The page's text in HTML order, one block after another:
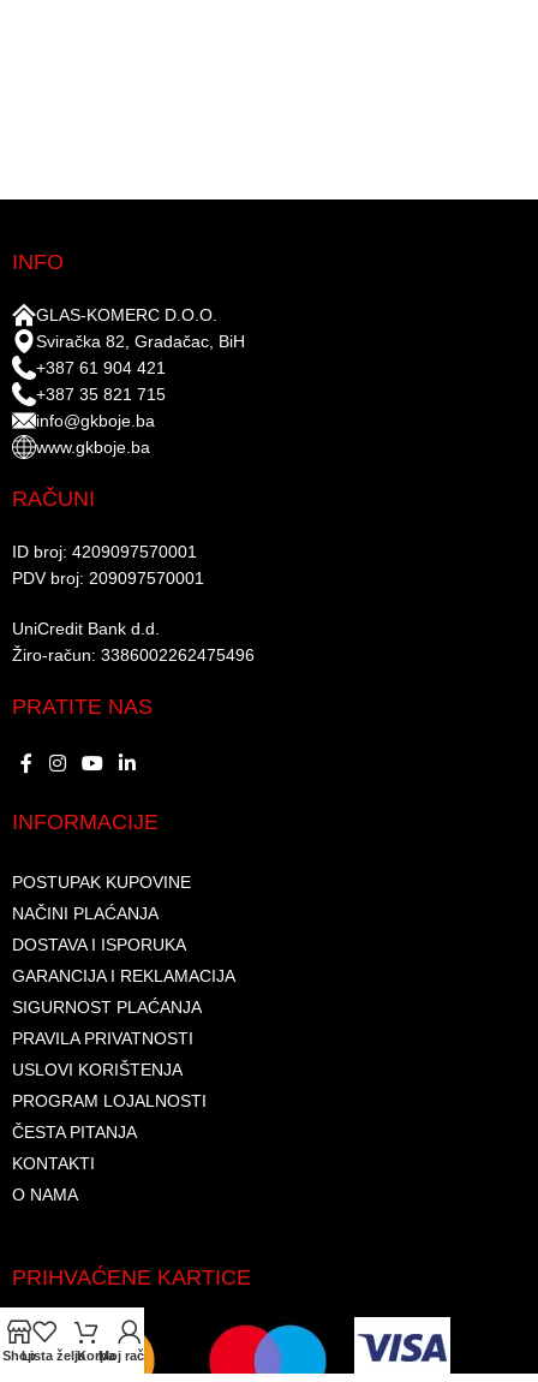
INFO
GLAS-KOMERC D.O.O.
Sviračka 82, Gradačac, BiH
+387 61 904 421
+387 35 821 715
info@gkboje.ba
www.gkboje.ba
RAČUNI
ID broj: 4209097570001​
PDV broj: 209097570001 ​
UniCredit Bank d.d.​
Žiro-račun: 3386002262475496​​
PRATITE NAS
INFORMACIJE
POSTUPAK KUPOVINE
NAČINI PLAĆANJA
DOSTAVA I ISPORUKA
GARANCIJA I REKLAMACIJA
SIGURNOST PLAĆANJA
PRAVILA PRIVATNOSTI
USLOVI KORIŠTENJA
PROGRAM LOJALNOSTI
ČESTA PITANJA
KONTAKTI
O NAMA
PRIHVAĆENE KARTICE
ShopLista željaKorpaMoj račun